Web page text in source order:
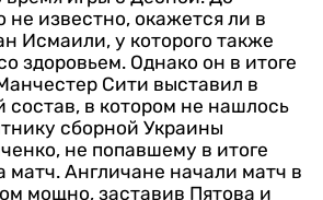
не известно, окажется ли в
Исмаили, у которого также
здоровьем. Однако он в итоге
Сити выставил в
состав, в котором не нашлось
сборной Украины
не попавшему в итоге
матч. Англичане начали матч в
мощно, заставив Пятова и